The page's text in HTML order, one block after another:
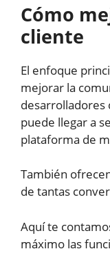
Cómo
cliente
El enfoque
mejorar la
desarrolladores
puede llegar a
plataforma de
También
de tantas
Aquí te
máximo las